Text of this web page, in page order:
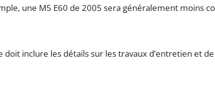
une M5 E60 de 2005 sera généralement
inclure les détails sur les travaux d’entretien